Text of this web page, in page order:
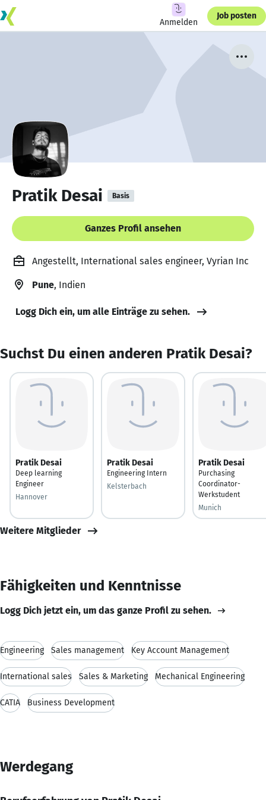
Anmelden
Job posten
Pratik Desai Basis
Ganzes Profil ansehen
Angestellt, International sales engineer, Vyrian Inc
Pune, Indien
Logg Dich ein, um alle Einträge zu sehen.
Suchst Du einen anderen Pratik Desai?
Pratik Desai
Deep learning
Engineer
Hannover
Pratik Desai
Engineering Intern
Kelsterbach
Pratik Desai
Purchasing
Coordinator-
Werkstudent
Munich
Weitere Mitglieder
Fähigkeiten und Kenntnisse
Logg Dich jetzt ein, um das ganze Profil zu sehen.
Engineering Sales management Key Account Management
International sales Sales & Marketing Mechanical Engineering
CATIA Business Development
Werdegang